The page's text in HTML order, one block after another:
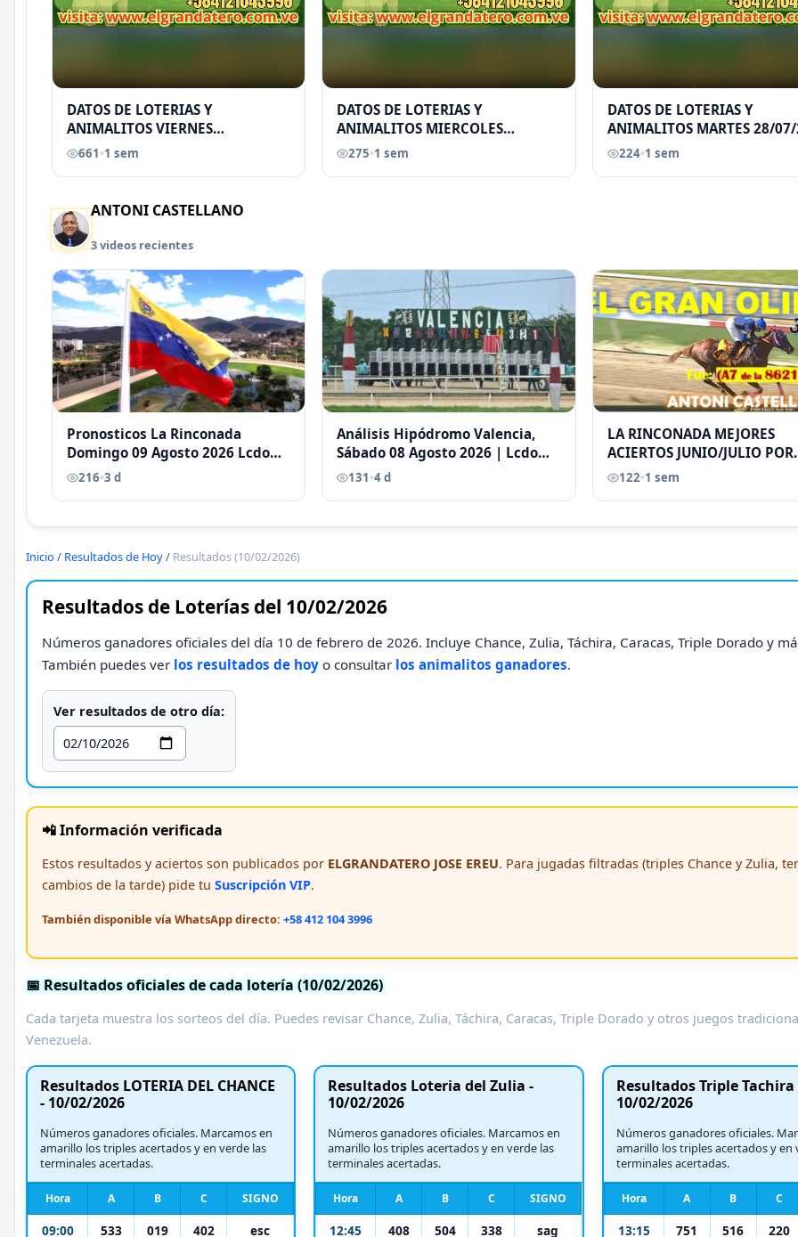
DATOS DE LOTERIAS Y
ANIMALITOS VIERNES
31/07/2026
661•1 sem
DATOS DE LOTERIAS Y
ANIMALITOS MIERCOLES
29/07/2026 ELGRANDATERO JOSE
275•1 sem
DATOS DE LOTERIAS Y
ANIMALITOS MARTES 28/07/
ELGRANDATERO JOSE EREU
224•1 sem
ANTONI CASTELLANO
3 videos recientes
Pronosticos La Rinconada
Domingo 09 Agosto 2026 Lcdo
Antoni Castellano
216•3 d
Análisis Hipódromo Valencia,
Sábado 08 Agosto 2026 | Lcdo
Antoni Castellano |
131•4 d
LA RINCONADA MEJORES
ACIERTOS JUNIO/JULIO POR
ANTONI CASTELLANO
122•1 sem
Inicio / Resultados de Hoy/ Resultados (10/02/2026)
Resultados de Loterías del 10/02/2026
Números ganadores oficiales del día 10 de febrero de 2026. Incluye Chance, Zulia, Táchira, Caracas, Triple Dorado y
También puedes ver los resultados de hoy o consultar los animalitos ganadores.
Ver resultados de otro día:
📲 Información verificada
Estos resultados y aciertos son publicados por ELGRANDATERO JOSE EREU. Para jugadas filtradas (triples Chance y Zulia,
cambios de la tarde) pide tu Suscripción VIP.
También disponible vía WhatsApp directo: +58 412 104 3996
📅 Resultados oficiales de cada lotería (10/02/2026)
Cada tarjeta muestra los sorteos del día. Puedes revisar Chance, Zulia, Táchira, Caracas, Triple Dorado y otros juegos
Venezuela.
Resultados LOTERIA DEL CHANCE
- 10/02/2026
Números ganadores oficiales. Marcamos en
amarillo los triples acertados y en verde las
terminales acertadas.
Hora A B C SIGNO
09:00 533 019 402 esc
Resultados Loteria del Zulia -
10/02/2026
Números ganadores oficiales. Marcamos en
amarillo los triples acertados y en verde las
terminales acertadas.
Hora A B C SIGNO
12:45 408 504 338 sag
Resultados Triple Tachira
10/02/2026
Números ganadores oficiales.
amarillo los triples acertados y en
terminales acertadas.
Hora A B C
13:15 751 516 220